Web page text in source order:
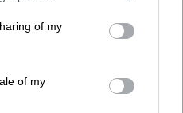
of my
of my
en
en EE.